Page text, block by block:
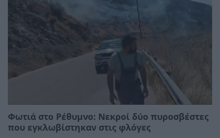
Φωτιά στο Ρέθυμνο: Νεκροί δύο πυροσβέστες
που εγκλωβίστηκαν στις φλόγες